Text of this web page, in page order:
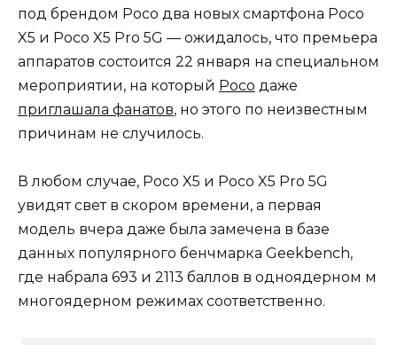
под брендом Poco два новых смартфона Poco
X5 и Poco X5 Pro 5G — ожидалось, что премьера
аппаратов состоится 22 января на специальном
мероприятии, на который Poco даже
приглашала фанатов, но этого по неизвестным
причинам не случилось.
В любом случае, Poco X5 и Poco X5 Pro 5G
увидят свет в скором времени, а первая
модель вчера даже была замечена в базе
данных популярного бенчмарка Geekbench,
где набрала 693 и 2113 баллов в одноядерном м
многоядерном режимах соответственно.